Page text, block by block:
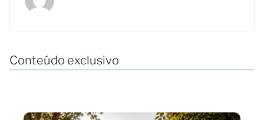
Conteúdo exclusivo